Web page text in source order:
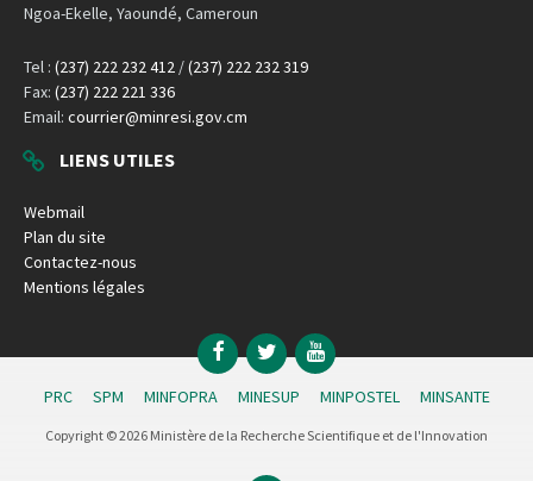
Ngoa-Ekelle, Yaoundé, Cameroun
Tel : (237) 222 232 412 /(237) 222 232 319
Fax: (237) 222 221 336
Email: courrier@minresi.gov.cm
LIENS UTILES
Webmail
Plan du site
Contactez-nous
Mentions légales
FacebookTwitterYouTube
PRC SPM MINFOPRA MINESUP MINPOSTEL MINSANTE
Copyright © 2026 Ministère de la Recherche Scientifique et de l'Innovation